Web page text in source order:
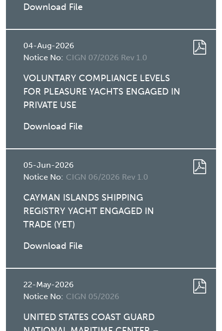
Download File
04-Aug-2026
Notice No: CIGN 07/2026 Rev 1.0
VOLUNTARY COMPLIANCE LEVELS
FOR PLEASURE YACHTS ENGAGED IN
PRIVATE USE
Download File
05-Jun-2026
Notice No: CIGN 06/2026 Rev 1.0
CAYMAN ISLANDS SHIPPING
REGISTRY YACHT ENGAGED IN
TRADE (YET)
Download File
22-May-2026
Notice No: CIGN 05/2026
UNITED STATES COAST GUARD